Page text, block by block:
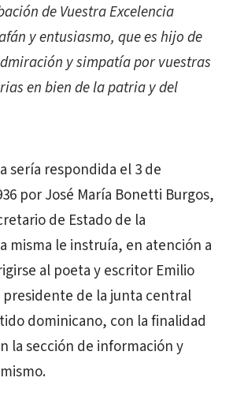
de Vuestra Excelencia
y entusiasmo, que es hijo de
y simpatía por vuestras
en bien de la patria y del
sería respondida el 3 de
por José María Bonetti Burgos,
de Estado de la
misma le instruía, en atención a
al poeta y escritor Emilio
de la junta central
dominicano, con la finalidad
la sección de información y